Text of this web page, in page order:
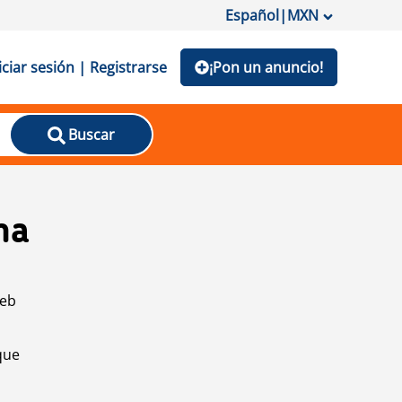
Español|MXN
sesión | Registrarse ¡Pon un anuncio!
Buscar